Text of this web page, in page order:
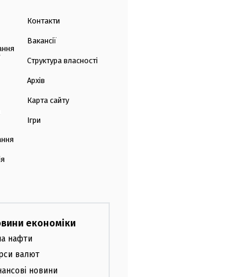
Контакти
Вакансії
Структура власності
Архів
Карта сайту
Ігри
економіки
нафти
валют
новини